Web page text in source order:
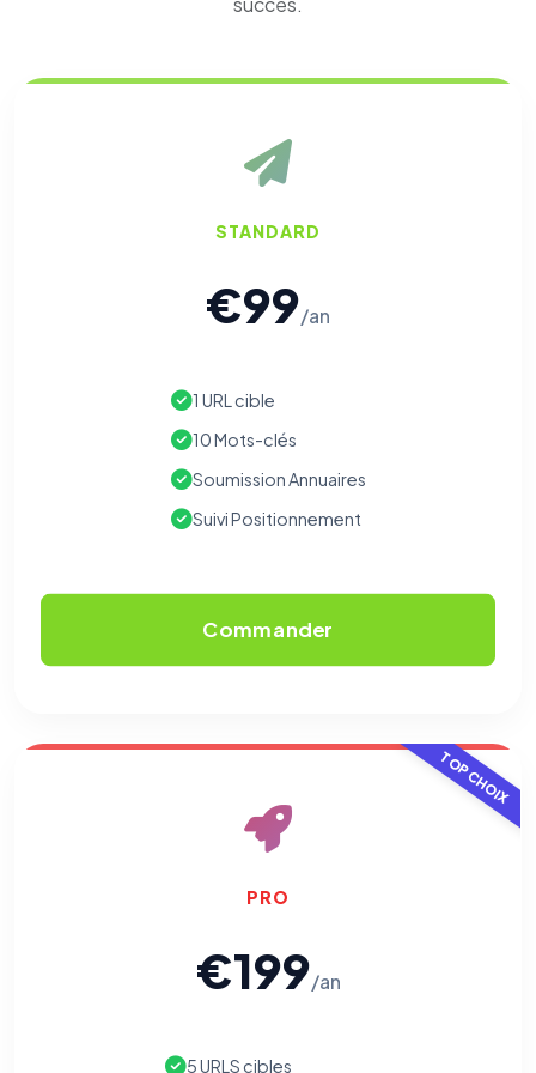
STANDARD
€99/an
1 URL cible
10 Mots-clés
Soumission Annuaires
Suivi Positionnement
Commander
TOP CHOIX
PRO
€199/an
5 URLS cibles